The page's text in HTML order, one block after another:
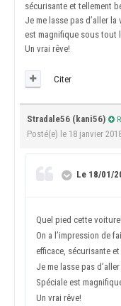
sécurisante et tellement
Je me lasse pas d’aller
est magnifique sous tout
Un vrai rêve!
Citer
Stradale56 (kani56)
Posté(e) le 18 janvier
Le 18/01/
Quel pied cette
On a l’impression de
efficace, sécurisante
Je me lasse pas
Spéciale est
Un vrai rêve!